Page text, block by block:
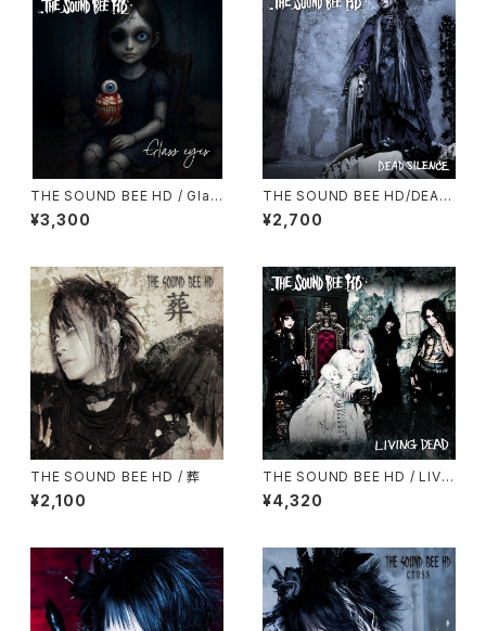
THE SOUND BEE HD / Glas
s eyes
¥3,300
THE SOUND BEE HD/DEAD
SILENCE(予約受付中！)
¥2,700
THE SOUND BEE HD / 葬
¥2,100
THE SOUND BEE HD / LIVI
NG DEAD (予約受付中！)
¥4,320